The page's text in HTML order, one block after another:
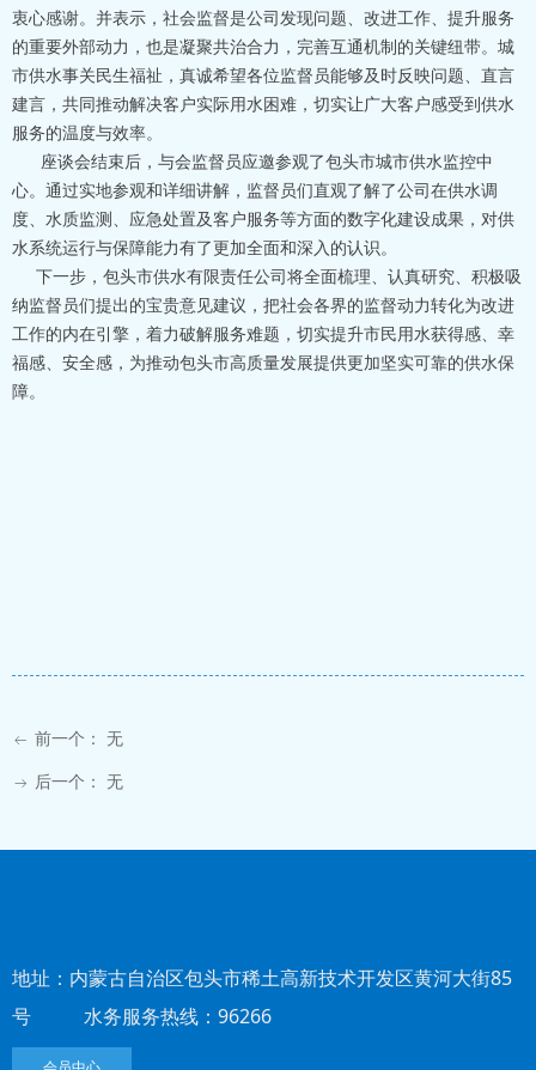
衷心感谢。并表示，社会监督是公司发现问题、改进工作、提升服务
的重要外部动力，也是凝聚共治合力，完善互通机制的关键纽带。城
市供水事关民生福祉，真诚希望各位监督员能够及时反映问题、直言
建言，共同推动解决客户实际用水困难，切实让广大客户感受到供水
服务的温度与效率。
座谈会结束后，与会监督员应邀参观了包头市城市供水监控中
心。通过实地参观和详细讲解，监督员们直观了解了公司在供水调
度、水质监测、应急处置及客户服务等方面的数字化建设成果，对供
水系统运行与保障能力有了更加全面和深入的认识。
下一步，包头市供水有限责任公司将全面梳理、认真研究、积极吸
纳监督员们提出的宝贵意见建议，把社会各界的监督动力转化为改进
工作的内在引擎，着力破解服务难题，切实提升市民用水获得感、幸
福感、安全感，为推动包头市高质量发展提供更加坚实可靠的供水保
障。
ꂃ 前一个： 无
ꁹ 后一个： 无
地址：内蒙古自治区包头市稀土高新技术开发区黄河大街85
号 水务服务热线：96266